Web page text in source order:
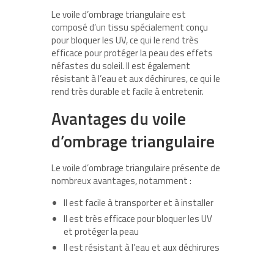
Le voile d’ombrage triangulaire est
composé d’un tissu spécialement conçu
pour bloquer les UV, ce qui le rend très
efficace pour protéger la peau des effets
néfastes du soleil. Il est également
résistant à l’eau et aux déchirures, ce qui le
rend très durable et facile à entretenir.
Avantages du voile
d’ombrage triangulaire
Le voile d’ombrage triangulaire présente de
nombreux avantages, notamment :
Il est facile à transporter et à installer
Il est très efficace pour bloquer les UV
et protéger la peau
Il est résistant à l’eau et aux déchirures